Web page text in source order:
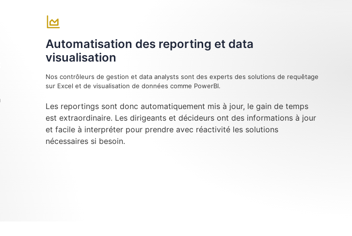
Automatisation des reporting et data
visualisation
Nos contrôleurs de gestion et data analysts sont des experts des solutions de requêtage
sur Excel et de visualisation de données comme PowerBI.
Les reportings sont donc automatiquement mis à jour, le gain de temps
est extraordinaire. Les dirigeants et décideurs ont des informations à jour
et facile à interpréter pour prendre avec réactivité les solutions
nécessaires si besoin.